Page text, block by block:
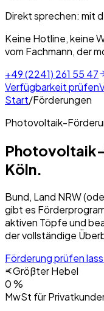
Direkt sprechen: mit
Keine Hotline, keine
vom Fachmann, der
+49 (2241) 261 55 47
Verfügbarkeit prüfen
Start/Förderungen
Photovoltaik-
Photovoltaik-
Köln.
Bund, Land NRW
gibt es
aktiven Töpfe und
der vollständige
Förderung prüfen
Größter Hebel
0 %
MwSt für